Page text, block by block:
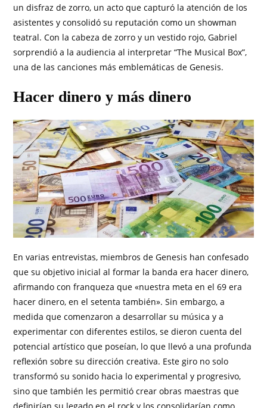
un disfraz de zorro, un acto que capturó la atención de los
asistentes y consolidó su reputación como un showman
teatral. Con la cabeza de zorro y un vestido rojo, Gabriel
sorprendió a la audiencia al interpretar “The Musical Box”,
una de las canciones más emblemáticas de Genesis.
Hacer dinero y más dinero
En varias entrevistas, miembros de Genesis han confesado
que su objetivo inicial al formar la banda era hacer dinero,
afirmando con franqueza que «nuestra meta en el 69 era
hacer dinero, en el setenta también». Sin embargo, a
medida que comenzaron a desarrollar su música y a
experimentar con diferentes estilos, se dieron cuenta del
potencial artístico que poseían, lo que llevó a una profunda
reflexión sobre su dirección creativa. Este giro no solo
transformó su sonido hacia lo experimental y progresivo,
sino que también les permitió crear obras maestras que